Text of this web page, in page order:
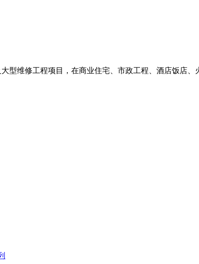
型维修工程项目，在商业住宅、市政工程、酒店饭店